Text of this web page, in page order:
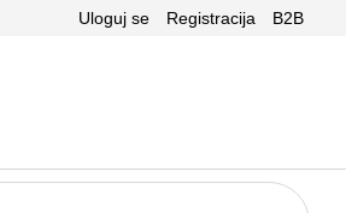
Uloguj se Registracija B2B